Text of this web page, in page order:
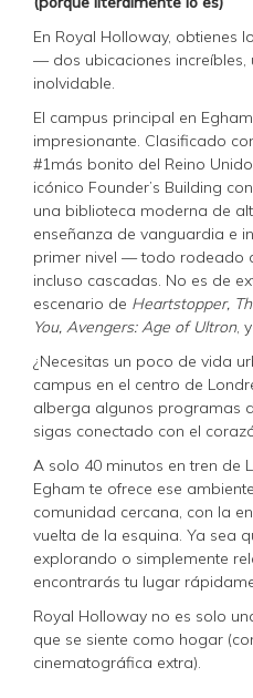
En Royal Holloway, obtienes
— dos ubicaciones increíbles,
inolvidable.
El campus principal en
impresionante. Clasificado
#1más bonito del Reino
icónico Founder’s Building
una biblioteca moderna de
enseñanza de vanguardia e
primer nivel — todo rodeado
incluso cascadas. No es de
escenario de Heartstopper,
You, Avengers: Age of Ultron,
¿Necesitas un poco de vida
campus en el centro de
alberga algunos programas
sigas conectado con el
A solo 40 minutos en tren de
Egham te ofrece ese
comunidad cercana, con la
vuelta de la esquina. Ya sea
explorando o simplemente
encontrarás tu lugar
Royal Holloway no es solo
que se siente como hogar
cinematográfica extra).